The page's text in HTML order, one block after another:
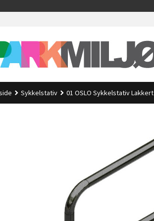
Sykkelstativ 01 OSLO Sykkelstativ Lakkert